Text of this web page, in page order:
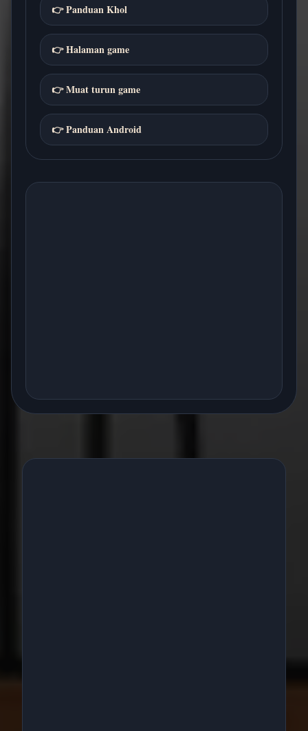
👉 Panduan Khol
👉 Halaman game
👉 Muat turun game
👉 Panduan Android